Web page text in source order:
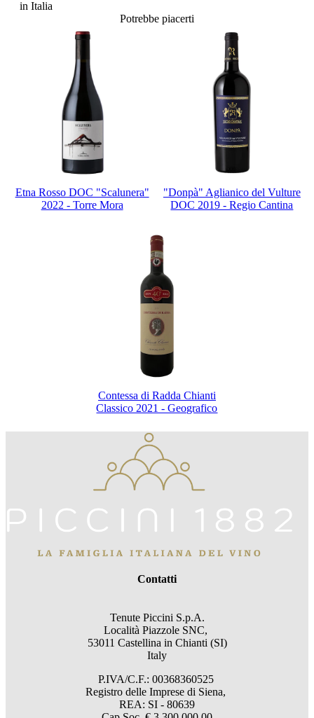
in Italia
Potrebbe piacerti
Etna Rosso DOC "Scalunera"
2022 - Torre Mora
"Donpà" Aglianico del Vulture
DOC 2019 - Regio Cantina
Contessa di Radda Chianti
Classico 2021 - Geografico
Contatti
Tenute Piccini S.p.A.
Località Piazzole SNC,
53011 Castellina in Chianti (SI)
Italy
P.IVA/C.F.: 00368360525
Registro delle Imprese di Siena,
REA: SI - 80639